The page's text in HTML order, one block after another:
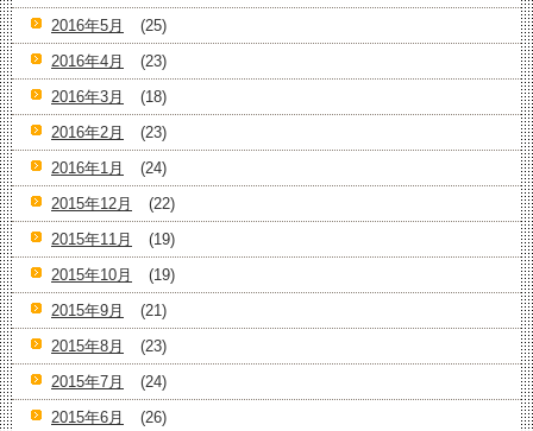
2016年5月
(25)
2016年4月
(23)
2016年3月
(18)
2016年2月
(23)
2016年1月
(24)
2015年12月
(22)
2015年11月
(19)
2015年10月
(19)
2015年9月
(21)
2015年8月
(23)
2015年7月
(24)
2015年6月
(26)